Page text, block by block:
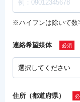
※ハイフンは除いて数
連絡希望媒体
住所（都道府県）